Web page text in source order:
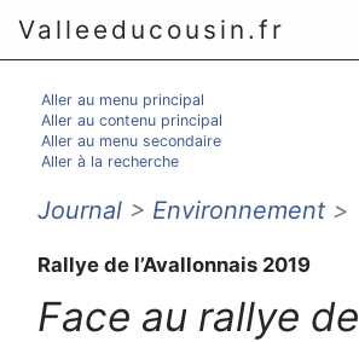
Valleeducousin.fr
Aller au menu principal
Aller au contenu principal
Aller au menu secondaire
Aller à la recherche
Journal > Environnement >
Rallye de l’Avallonnais 2019
Face au rallye de